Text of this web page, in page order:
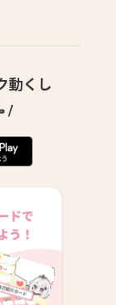
動くし
/